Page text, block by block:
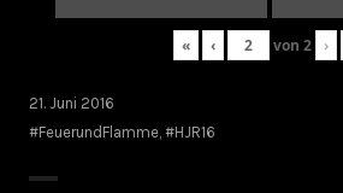
« ‹ von 2 ›
21. Juni 2016
#FeuerundFlamme #HJR16